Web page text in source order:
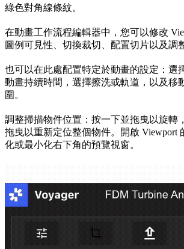
綠色對角線條紋。
在動畫工作流程編輯器中，您可以修改
圖例可見性、切換裁切、配置切片以及調
也可以在此處配置特定於動畫的設定：選
動畫持續時間，選擇擦洗或軌道，以及移
圍。
調整掃描物件位置：按一下並拖曳以旋轉
拖曳以重新定位整個物件。開啟 Viewport
化或最小化右下角的預覽視窗。